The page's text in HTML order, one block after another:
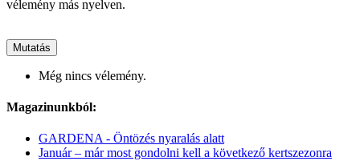
vélemény más nyelven.
Mutatás
Még nincs vélemény.
Magazinunkból:
GARDENA - Öntözés nyaralás alatt
Január – már most gondolni kell a következő kertszezonra